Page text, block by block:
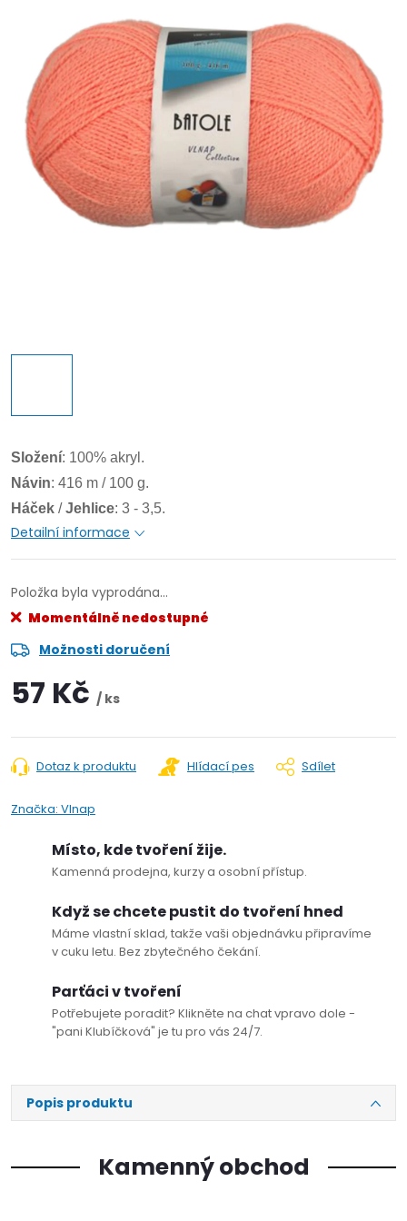
Složení: 100% akryl.
Návin: 416 m / 100 g.
Háček /Jehlice: 3 - 3,5.
Detailní informace
Položka byla vyprodána…
Momentálně nedostupné
Možnosti doručení
57 Kč / ks
Dotaz k produktu Hlídací pes Sdílet
Značka: Vlnap
Místo, kde tvoření žije.
Kamenná prodejna, kurzy a osobní přístup.
Když se chcete pustit do tvoření hned
Máme vlastní sklad, takže vaši objednávku připravíme
v cuku letu. Bez zbytečného čekání.
Parťáci v tvoření
Potřebujete poradit? Klikněte na chat vpravo dole -
"pani Klubíčková" je tu pro vás 24/7.
Popis produktu
Kamenný obchod